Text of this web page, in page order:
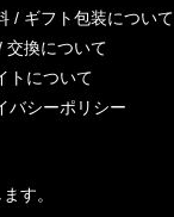
/ ギフト包装について
交換について
トについて
バシーポリシー
合わせ
す。